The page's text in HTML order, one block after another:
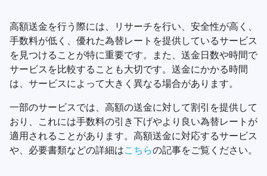
高額送金を行う際には、リサーチを行い、安全性が高く、
手数料が低く、優れた為替レートを提供しているサービス
を見つけることが特に重要です。また、送金日数や時間で
サービスを比較することも大切です。送金にかかる時間
は、サービスによって大きく異なる場合があります。
一部のサービスでは、高額の送金に対して割引を提供して
おり、これには手数料の引き下げやより良い為替レートが
適用されることがあります。高額送金に対応するサービス
や、必要書類などの詳細はこちらの記事をご覧ください。